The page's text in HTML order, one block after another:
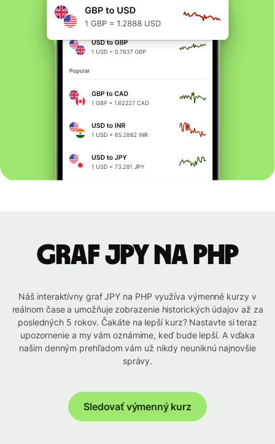
graf JPY na PHP
Náš interaktívny graf JPY na PHP využíva výmenné kurzy v
reálnom čase a umožňuje zobrazenie historických údajov až za
posledných 5 rokov. Čakáte na lepší kurz? Nastavte si teraz
upozornenie a my vám oznámime, keď bude lepší. A vďaka
našim denným prehľadom vám už nikdy neuniknú najnovšie
správy.
Sledovať výmenný kurz